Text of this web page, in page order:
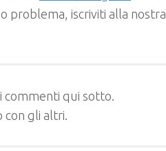
problema, iscriviti alla nostra
commenti qui sotto.
con gli altri.